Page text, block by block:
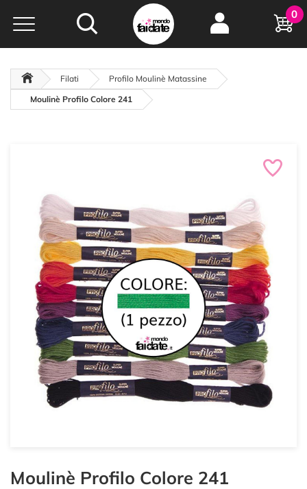
Hobby e
creatività...
oltre 15 anni online
0
Filati
Profilo Moulinè Matassine
Moulinè Profilo Colore 241
Moulinè Profilo Colore 241